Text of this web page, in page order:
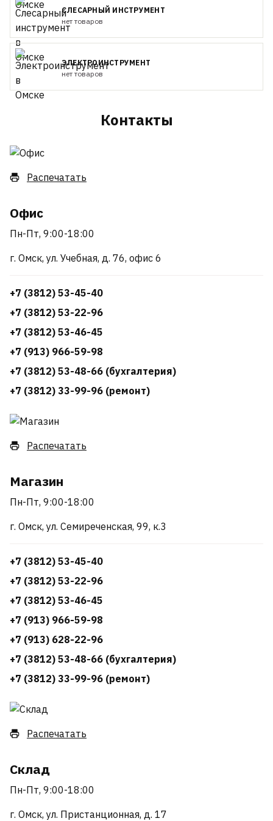
СЛЕСАРНЫЙ ИНСТРУМЕНТ
нет товаров
ЭЛЕКТРОИНСТРУМЕНТ
нет товаров
Контакты
Распечатать
Офис
Пн-Пт, 9:00-18:00
г. Омск, ул. Учебная, д. 76, офис 6
+7 (3812) 53-45-40
+7 (3812) 53-22-96
+7 (3812) 53-46-45
+7 (913) 966-59-98
+7 (3812) 53-48-66 (бухгалтерия)
+7 (3812) 33-99-96 (ремонт)
Распечатать
Магазин
Пн-Пт, 9:00-18:00
г. Омск, ул. Семиреченская, 99, к.3
+7 (3812) 53-45-40
+7 (3812) 53-22-96
+7 (3812) 53-46-45
+7 (913) 966-59-98
+7 (913) 628-22-96
+7 (3812) 53-48-66 (бухгалтерия)
+7 (3812) 33-99-96 (ремонт)
Распечатать
Склад
Пн-Пт, 9:00-18:00
г. Омск, ул. Пристанционная, д. 17